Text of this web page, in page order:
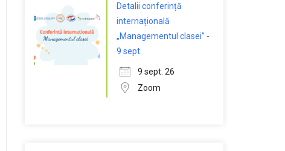
Detalii conferință
internațională
„Managementul clasei” -
9 sept.
9 sept. 26
Zoom